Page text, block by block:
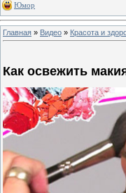
Юмор
Главная » Видео » Красота и
Как освежить